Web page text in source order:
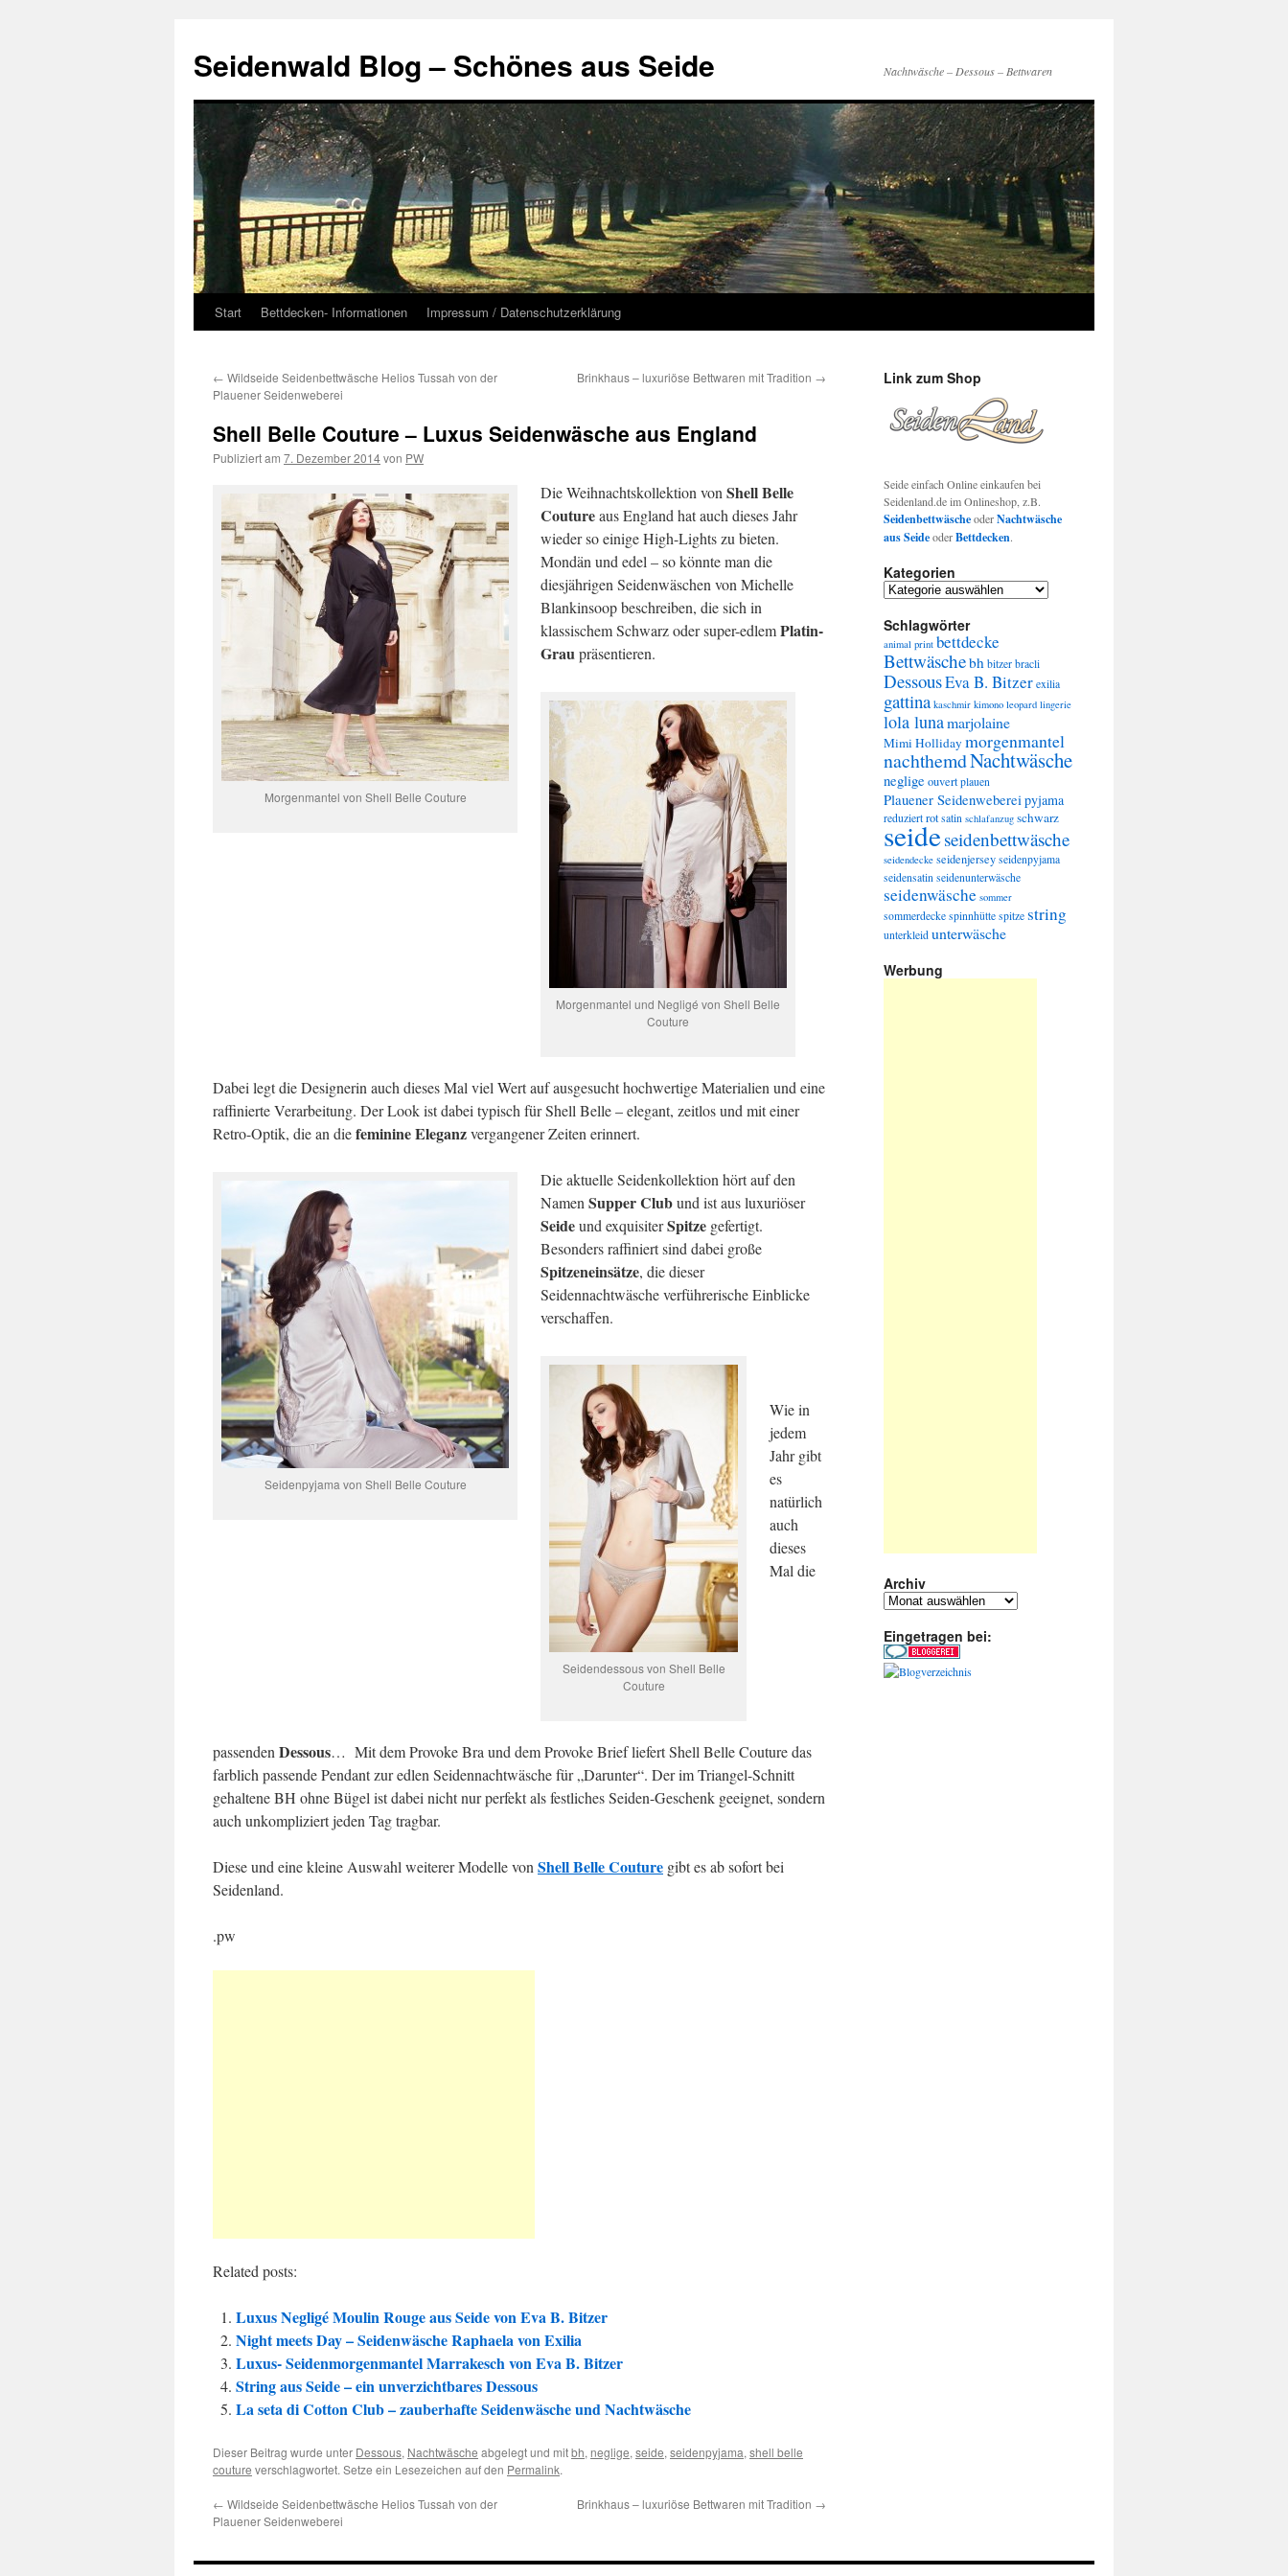
Seidenwald Blog – Schönes aus Seide Nachtwäsche – Dessous – Bettwaren
Zum
springen
Start Bettdecken- Informationen Impressum / Datenschutzerklärung
← Wildseide Seidenbettwäsche Helios Tussah von der
Plauener Seidenweberei
Brinkhaus – luxuriöse Bettwaren mit Tradition →
Shell Belle Couture – Luxus Seidenwäsche aus England
Publiziert am 7. Dezember 2014von PW
Morgenmantel von Shell Belle Couture
Die Weihnachtskollektion von Shell Belle
Coutureaus England hat auch dieses Jahr
wieder so einige High-Lights zu bieten.
Mondän und edel – so könnte man die
diesjährigen Seidenwäschen von Michelle
Blankinsoop beschreiben, die sich in
klassischem Schwarz oder super-edlemPlatin-
Graupräsentieren.
Morgenmantel und Negligé von Shell Belle
Couture
Dabei legt die Designerin auch dieses Mal viel Wert auf ausgesucht hochwertige Materialien und eine
raffinierte Verarbeitung. Der Look ist dabei typisch für Shell Belle – elegant, zeitlos und mit einer
Retro-Optik, die an diefeminine Eleganzvergangener Zeiten erinnert.
Seidenpyjama von Shell Belle Couture
Die aktuelle Seidenkollektion hört auf den
Namen Supper Clubund ist aus luxuriöser
Seideund exquisiterSpitze gefertigt.
Besonders raffiniert sind dabei große
Spitzeneinsätze, die dieser
Seidennachtwäsche verführerische Einblicke
verschaffen.
Seidendessous von Shell Belle
Couture
Wie in
jedem
Jahr gibt
es
natürlich
auch
dieses
Mal die
passenden Dessous… Mit dem Provoke Bra und dem Provoke Brief liefert Shell Belle Couture das
farblich passende Pendant zur edlen Seidennachtwäsche für „Darunter“. Der im Triangel-Schnitt
gehaltene BH ohne Bügel ist dabei nicht nur perfekt als festliches Seiden-Geschenk geeignet, sondern
auch unkompliziert jeden Tag tragbar.
Diese und eine kleine Auswahl weiterer Modelle von Shell Belle Couture gibt es ab sofort bei
Seidenland.
.pw
Related posts:
Luxus Negligé Moulin Rouge aus Seide von Eva B. Bitzer
Night meets Day – Seidenwäsche Raphaela von Exilia
Luxus- Seidenmorgenmantel Marrakesch von Eva B. Bitzer
String aus Seide – ein unverzichtbares Dessous
La seta di Cotton Club – zauberhafte Seidenwäsche und Nachtwäsche
Dieser Beitrag wurde unter Dessous, Nachtwäsche abgelegt und mitbh, neglige, seide, seidenpyjama, shell belle
couture verschlagwortet. Setze ein Lesezeichen auf den Permalink.
← Wildseide Seidenbettwäsche Helios Tussah von der
Plauener Seidenweberei
Brinkhaus – luxuriöse Bettwaren mit Tradition →
Link zum Shop
Seide einfach Online einkaufen bei
Seidenland.de im Onlineshop, z.B.
SeidenbettwäscheoderNachtwäsche
aus SeideoderBettdecken.
Kategorien
Kategorien
Schlagwörter
animal print bettdecke
Bettwäschebh bitzer bracli
DessousEva B. Bitzer exilia
gattina kaschmir kimono leopard lingerie
lola lunamarjolaine
Mimi Holliday morgenmantel
nachthemdNachtwäsche
neglige ouvert plauen
Plauener Seidenwebereipyjama
reduziert rot satin schlafanzug schwarz
seideseidenbettwäsche
seidendecke seidenjersey seidenpyjama
seidensatin seidenunterwäsche
seidenwäsche sommer
sommerdecke spinnhütte spitze string
unterkleid unterwäsche
Werbung
Archiv
Archiv
Eingetragen bei: